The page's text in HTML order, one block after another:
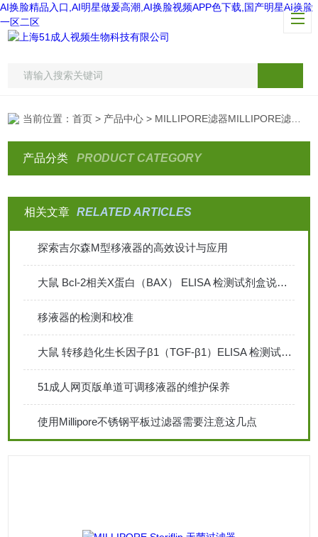
AI换脸精品入口,AI明星做爰高潮,AI换脸视频APP色下载,国产明星AI换脸
一区二区
当前位置：首页 > 产品中心 > MILLIPORE滤器MILLIPORE滤膜超滤产品
产品分类 PRODUCT CATEGORY
相关文章 RELATED ARTICLES
探索吉尔森M型移液器的高效设计与应用
大鼠 Bcl-2相关X蛋白（BAX） ELISA 检测试剂盒说明书
移液器的检测和校准
大鼠 转移趋化生长因子β1（TGF-β1）ELISA 检测试剂盒说明书
51成人网页版单道可调移液器的维护保养
使用Millipore不锈钢平板过滤器需要注意这几点